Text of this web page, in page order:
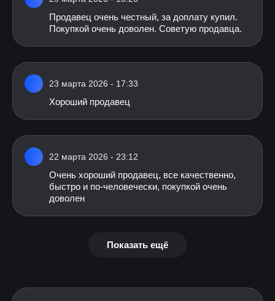
Продавец очень честный, за доплату купил.
Покупкой очень доволен. Советую продавца.
23 марта 2026 - 17:33
Хороший продавец
22 марта 2026 - 23:12
Очень хороший продавец, все качественно,
быстро и по-человечески, покупкой очень
доволен
Показать ещё